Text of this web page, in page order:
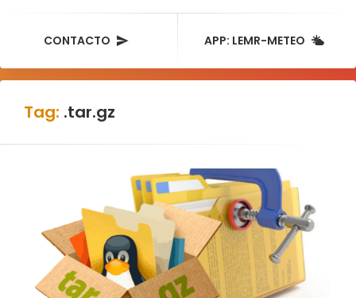
CONTACTO APP: LEMR-METEO
Tag: .tar.gz